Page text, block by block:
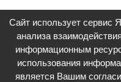
Сайт использует сервис
анализа
информационным
использования
является Вашим